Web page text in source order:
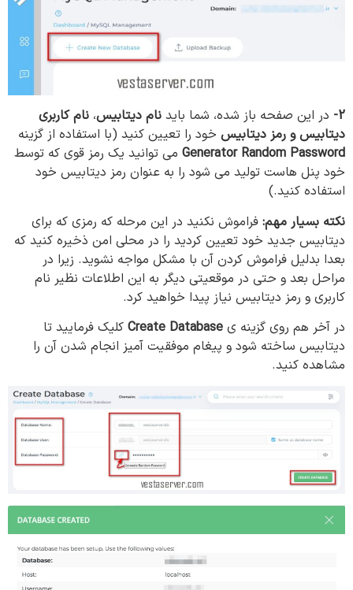
2- در این صفحه باز شده، شما باید نام دیتابیس، نام کاربری
دیتابیس و رمز دیتابیس خود را تعیین کنید (با استفاده از گزینه
Generator Random Password می توانید یک رمز قوی که توسط
خود پنل هاست تولید می شود را به عنوان رمز دیتابیس خود
استفاده کنید.)
نکته بسیار مهم: فراموش نکنید در این مرحله که رمزی که برای
دیتابیس جدید خود تعیین کردید را در محلی امن ذخیره کنید که
بعدا بدلیل فراموش کردن آن با مشکل مواجه نشوید. زیرا در
مراحل بعد و حتی در موقعیتی دیگر به این اطلاعات نظیر نام‌
کاربری و رمز دیتابیس نیاز پیدا خواهید کرد.
در آخر هم روی گزینه ی Create Database کلیک فرمایید تا
دیتابیس ساخته شود و پیغام موفقیت آمیز انجام شدن آن را
مشاهده کنید.